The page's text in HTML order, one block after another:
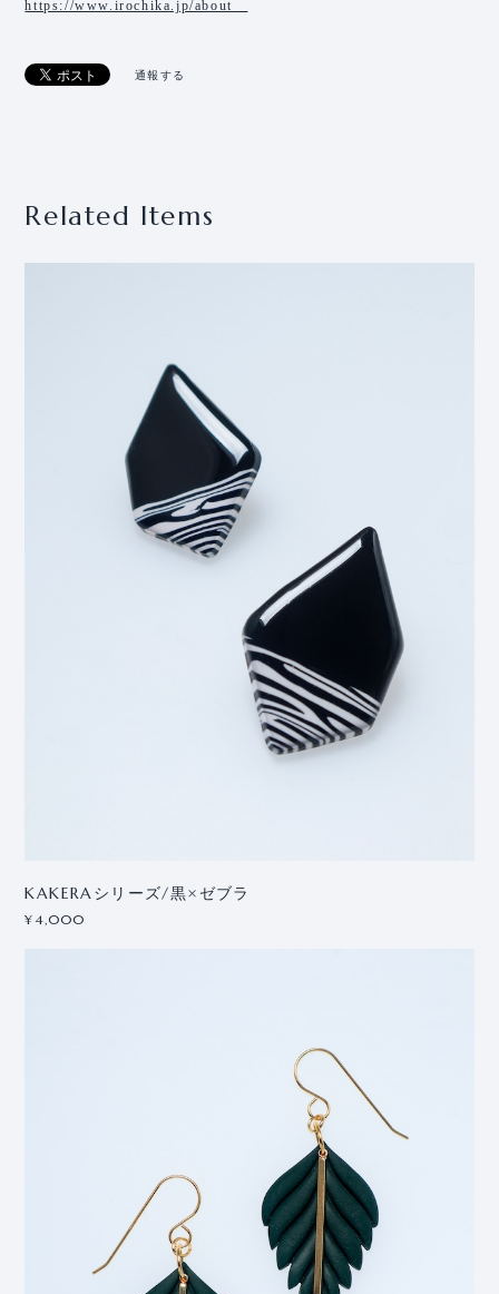
https://www.irochika.jp/about
通報する
Related Items
KAKERAシリーズ/黒×ゼブラ
¥4,000